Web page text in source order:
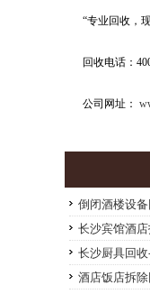
“专业回收，
回收电话：
公司网址：
倒闭酒楼设
回收-长沙高
长沙宾馆酒
长沙厨具回
收，饭店设备
酒店饭店拆